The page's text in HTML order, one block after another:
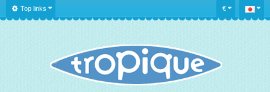
€
Top links